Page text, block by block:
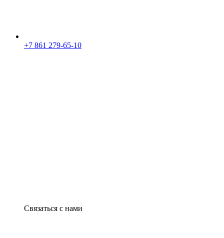
+7 861 279-65-10
Связаться с нами